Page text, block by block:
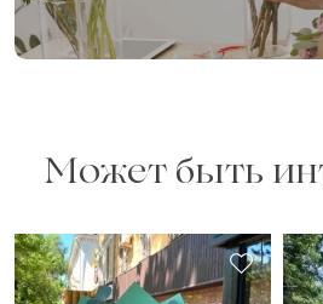
Может быть